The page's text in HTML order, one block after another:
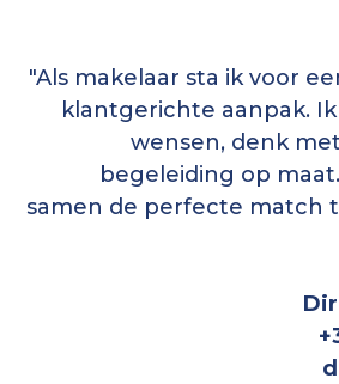
"Als makelaar sta ik voor
klantgerichte aanpak.
wensen, denk
begeleiding op
samen de perfecte match